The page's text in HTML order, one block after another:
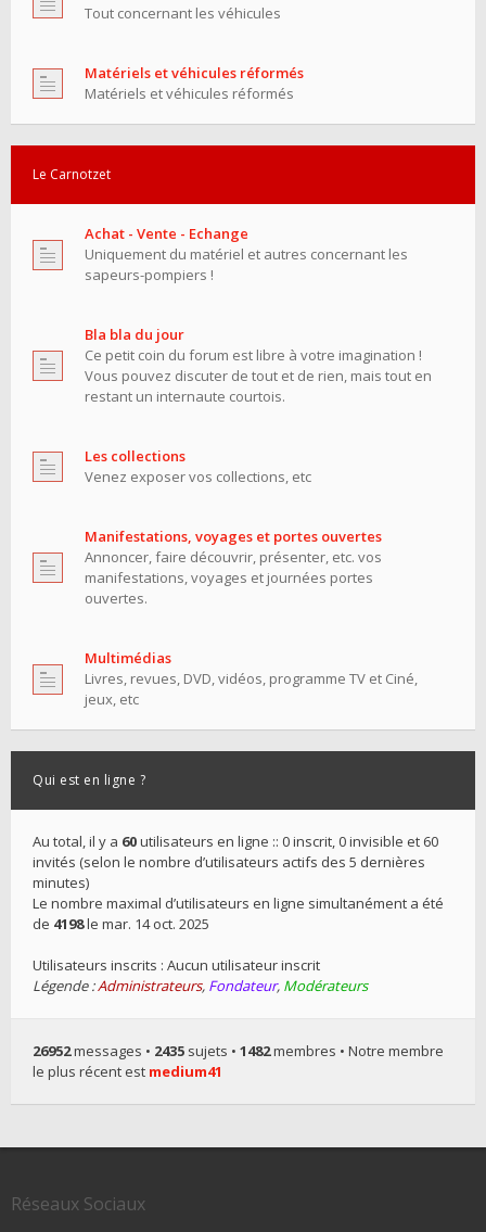
Tout concernant les véhicules
Matériels et véhicules réformés
Matériels et véhicules réformés
Le Carnotzet
Achat - Vente - Echange
Uniquement du matériel et autres concernant les
sapeurs-pompiers !
Bla bla du jour
Ce petit coin du forum est libre à votre imagination !
Vous pouvez discuter de tout et de rien, mais tout en
restant un internaute courtois.
Les collections
Venez exposer vos collections, etc
Manifestations, voyages et portes ouvertes
Annoncer, faire découvrir, présenter, etc. vos
manifestations, voyages et journées portes
ouvertes.
Multimédias
Livres, revues, DVD, vidéos, programme TV et Ciné,
jeux, etc
Qui est en ligne ?
Au total, il y a 60utilisateurs en ligne :: 0 inscrit, 0 invisible et 60
invités (selon le nombre d’utilisateurs actifs des 5 dernières
minutes)
Le nombre maximal d’utilisateurs en ligne simultanément a été
de 4198le mar. 14 oct. 2025
Utilisateurs inscrits : Aucun utilisateur inscrit
Légende :Administrateurs, Fondateur, Modérateurs
26952messages • 2435 sujets • 1482membres • Notre membre
le plus récent est medium41
Réseaux Sociaux